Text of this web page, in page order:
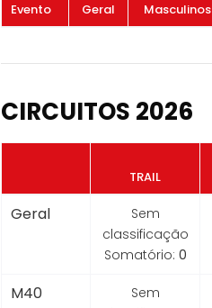
Evento Geral Masculinos
CIRCUITOS 2026
TRAIL
Geral
Sem
classificação
Somatório: 0
M40
Sem